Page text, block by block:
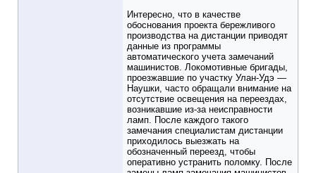
Интересно, что в качестве
обоснования проекта бережливого
производства на дистанции приводят
данные из программы
автоматического учета замечаний
машинистов. Локомотивные бригады,
проезжавшие по участку Улан-Удэ —
Наушки, часто обращали внимание на
отсутствие освещения на переездах,
возникавшие из-за неисправности
ламп. После каждого такого
замечания специалистам дистанции
приходилось выезжать на
обозначенный переезд, чтобы
оперативно устранить поломку. После